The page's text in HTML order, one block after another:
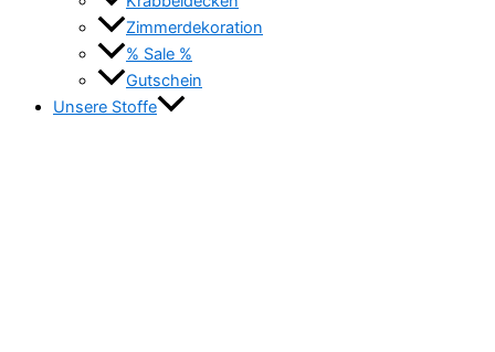
Zimmerdekoration
% Sale %
Gutschein
Unsere Stoffe